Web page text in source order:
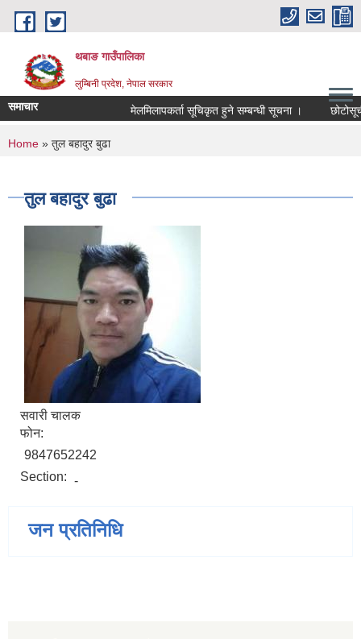
Skip to main content
थबाङ गाउँपालिका
लुम्बिनी प्रदेश, नेपाल सरकार
समाचार मेलमिलापकर्ता सूचिकृत हुने सम्बन्धी सूचना । छोटोसूची
You are here
Home » तुल बहादुर बुढा
तुल बहादुर बुढा
सवारी चालक
फोन:
9847652242
Section: -
जन प्रतिनिधि